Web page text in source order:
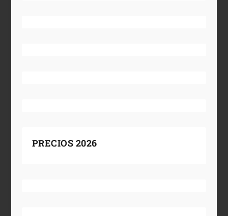
PRECIOS 2026